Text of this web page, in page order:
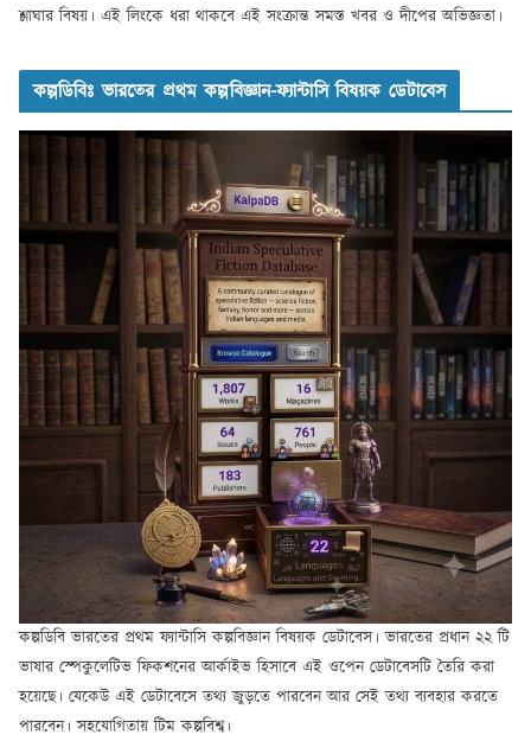
শ্লাঘার বিষয়। এই লিংকে ধরা থাকবে এই সংক্রান্ত সমস্ত খবর ও দীপের অভিজ্ঞতা।
কল্পডিবিঃ ভারতের প্রথম কল্পবিজ্ঞান-ফ্যান্টাসি বিষয়ক ডেটাবেস
কল্পডিবি ভারতের প্রথম ফ্যান্টাসি কল্পবিজ্ঞান বিষয়ক ডেটাবেস। ভারতের প্রধান ২২ টি
ভাষার স্পেকুলেটিভ ফিকশনের আর্কাইভ হিসাবে এই ওপেন ডেটাবেসটি তৈরি করা
হয়েছে। যেকেউ এই ডেটাবেসে তথ্য জুড়তে পারবেন আর সেই তথ্য ব্যবহার করতে
পারবেন। সহযোগিতায় টিম কল্পবিশ্ব।